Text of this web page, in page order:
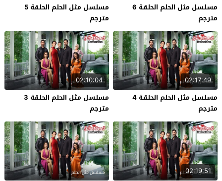
مسلسل مثل الحلم الحلقة 6
مترجم
مسلسل مثل الحلم الحلقة 5
مترجم
02:17:49
مسلسل مثل الحلم الحلقة 4
مترجم
02:10:04
مسلسل مثل الحلم الحلقة 3
مترجم
02:19:51